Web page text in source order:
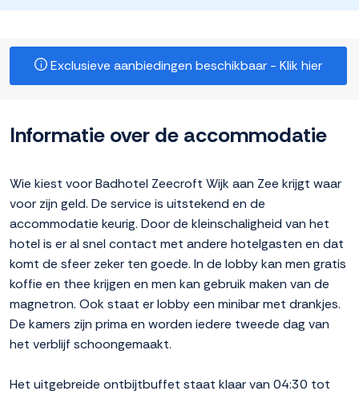
Exclusieve aanbiedingen beschikbaar - Klik hier
Informatie over de accommodatie
Wie kiest voor Badhotel Zeecroft Wijk aan Zee krijgt waar
voor zijn geld. De service is uitstekend en de
accommodatie keurig. Door de kleinschaligheid van het
hotel is er al snel contact met andere hotelgasten en dat
komt de sfeer zeker ten goede. In de lobby kan men gratis
koffie en thee krijgen en men kan gebruik maken van de
magnetron. Ook staat er lobby een minibar met drankjes.
De kamers zijn prima en worden iedere tweede dag van
het verblijf schoongemaakt.
Het uitgebreide ontbijtbuffet staat klaar van 04:30 tot